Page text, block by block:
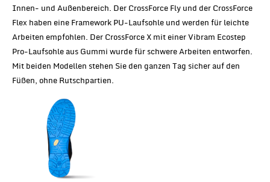
Innen- und Außenbereich. Der CrossForce Fly und der CrossForce
Flex haben eine Framework PU-Laufsohle und werden für leichte
Arbeiten empfohlen. Der CrossForce X mit einer Vibram Ecostep
Pro-Laufsohle aus Gummi wurde für schwere Arbeiten entworfen.
Mit beiden Modellen stehen Sie den ganzen Tag sicher auf den
Füßen, ohne Rutschpartien.